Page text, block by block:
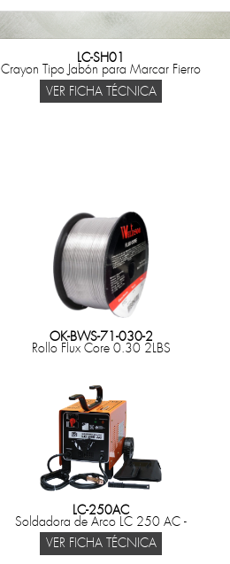
LC-SH01
Crayon Tipo Jabón para Marcar Fierro
VER FICHA TÉCNICA
OK-BWS-71-030-2
Rollo Flux Core 0.30 2LBS
LC-250AC
Soldadora de Arco LC 250 AC -
VER FICHA TÉCNICA